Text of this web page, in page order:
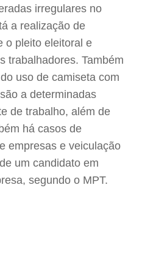
irregulares no
a realização de
o pleito eleitoral e
trabalhadores. Também
uso de camiseta com
a determinadas
de trabalho, além de
há casos de
empresas e veiculação
um candidato em
segundo o MPT.